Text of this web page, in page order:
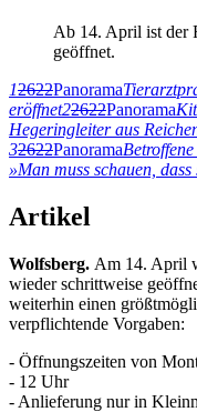
Ab 14. April ist der
geöffnet.
12622Panorama
eröffnet22622Panorama
Hegeringleiter aus
32622Panorama
»Man muss schauen,
Artikel
Wolfsberg. Am 14. April
wieder schrittweise
weiterhin einen
verpflichtende Vorgaben:
- Öffnungszeiten von
- 12 Uhr
- Anlieferung nur in